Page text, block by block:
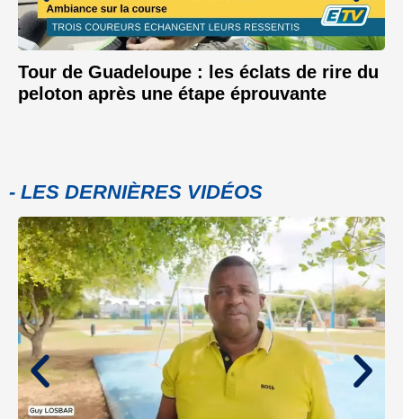
Tour de Guadeloupe : les éclats de rire du
peloton après une étape éprouvante
- LES DERNIÈRES VIDÉOS